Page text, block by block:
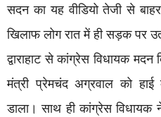
सदन का यह वीडियो तेजी से
खिलाफ लोग रात में ही सड़क पर
द्वाराहाट से कांग्रेस विधायक मदन
मंत्री प्रेमचंद अग्रवाल को
डाला। साथ ही कांग्रेस विधायक